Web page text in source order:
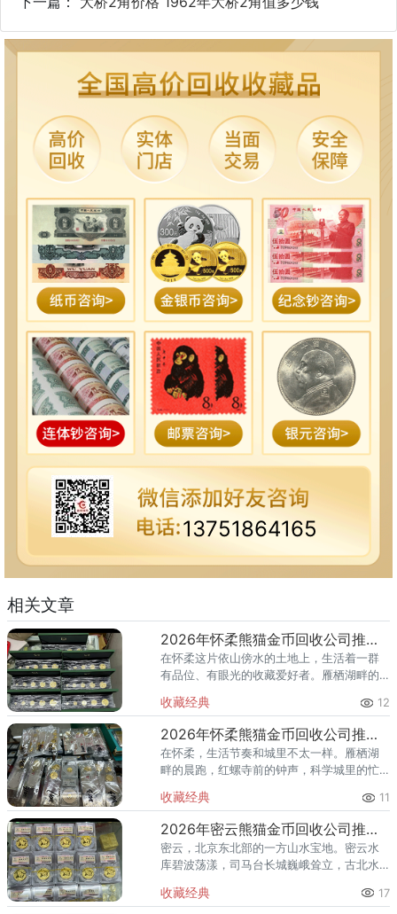
13751864165
相关文章
2026年怀柔熊猫金币回收公司推荐 怀柔回收熊猫金币渠道
在怀柔这片依山傍水的土地上，生活着一群
有品位、有眼光的收藏爱好者。雁栖湖畔的
红螺寺的香火绵延不绝——怀柔的藏家群体
也在悄然壮大。熊猫金币，作为
收藏经典 12
2026年怀柔熊猫金币回收公司推荐 怀柔哪里回收熊猫金币
在怀柔，生活节奏和城里不太一样。雁栖湖
畔的晨跑，红螺寺前的钟声，科学城里的忙
值。熊猫金币作为兼具投资与收藏属性的热
门品种，在怀柔的藏家圈子里一
收藏经典 11
2026年密云熊猫金币回收公司推荐 密云回收熊猫金币正规渠道
密云，北京东北部的一方山水宝地。密云水
库碧波荡漾，司马台长城巍峨耸立，古北水
的土地上，越来越多的人开始关注钱币收
收藏经典 17